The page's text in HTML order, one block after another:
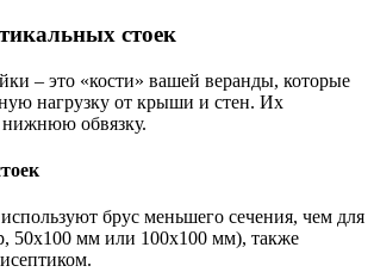
стоек
– это «кости» вашей веранды, которые
нагрузку от крыши и стен. Их
нижнюю обвязку.
брус меньшего сечения, чем для
50х100 мм или 100х100 мм), также